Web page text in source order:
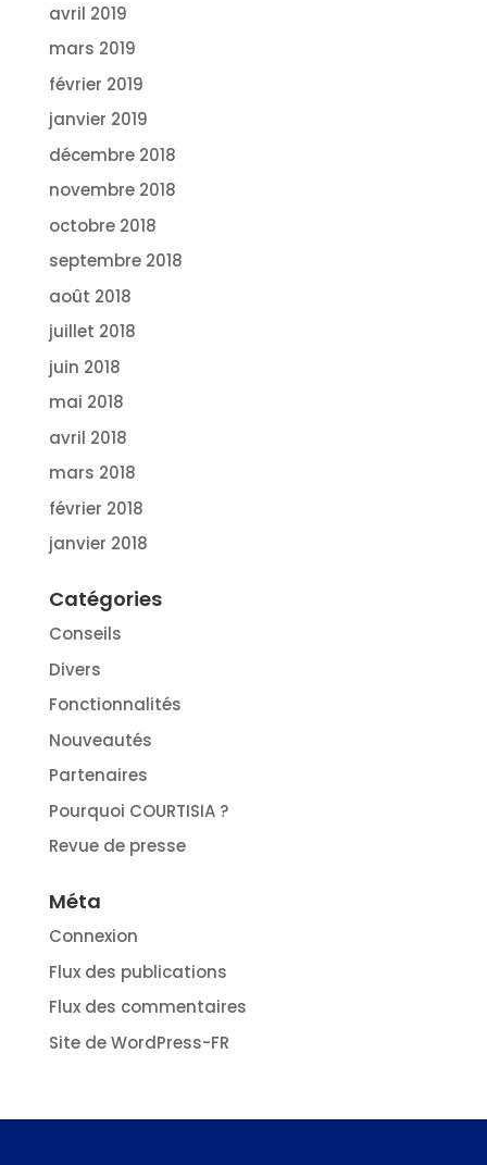
avril 2019
mars 2019
février 2019
janvier 2019
décembre 2018
novembre 2018
octobre 2018
septembre 2018
août 2018
juillet 2018
juin 2018
mai 2018
avril 2018
mars 2018
février 2018
janvier 2018
Catégories
Conseils
Divers
Fonctionnalités
Nouveautés
Partenaires
Pourquoi COURTISIA ?
Revue de presse
Méta
Connexion
Flux des publications
Flux des commentaires
Site de WordPress-FR